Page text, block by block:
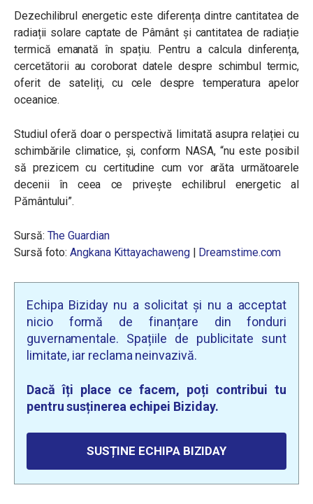
Dezechilibrul energetic este diferența dintre cantitatea de
radiații solare captate de Pâmânt și cantitatea de radiație
termică emanată în spațiu. Pentru a calcula dinferența,
cercetătorii au coroborat datele despre schimbul termic,
oferit de sateliți, cu cele despre temperatura apelor
oceanice.
Studiul oferă doar o perspectivă limitată asupra relației cu
schimbările climatice, și, conform NASA, “nu este posibil
să prezicem cu certitudine cum vor arăta următoarele
decenii în ceea ce privește echilibrul energetic al
Pământului”.
Sursă: The Guardian
Sursă foto:Angkana Kittayachaweng | Dreamstime.com
Echipa Biziday nu a solicitat și nu a acceptat
nicio formă de finanțare din fonduri
guvernamentale. Spațiile de publicitate sunt
limitate, iar reclama neinvazivă.
Dacă îți place ce facem, poți contribui tu
pentru susținerea echipei Biziday.
SUSȚINE ECHIPA BIZIDAY